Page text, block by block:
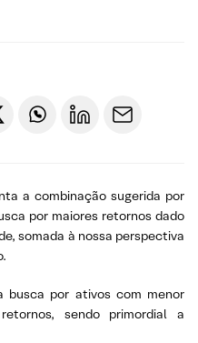
a combinação sugerida por
por maiores retornos dado
somada à nossa perspectiva
busca por ativos com menor
sendo primordial a